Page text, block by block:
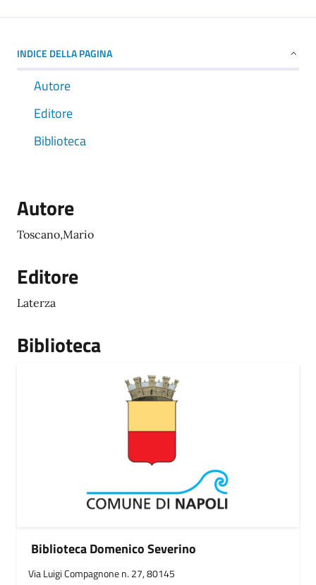
INDICE DELLA PAGINA
Autore
Editore
Biblioteca
Autore
Toscano,Mario
Editore
Laterza
Biblioteca
Biblioteca Domenico Severino
Via Luigi Compagnone n. 27, 80145